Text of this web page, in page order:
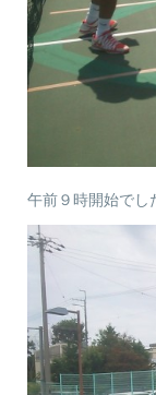
午前９時開始でし